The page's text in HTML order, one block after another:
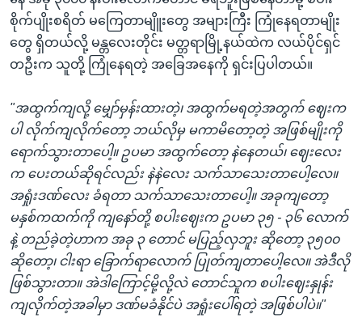
စိုက်ပျိုးစရိတ် မကြေတာမျိူးတွေ အများကြီး ကြုံနေရတာမျိုး
တွေ ရှိတယ်လို့ မန္တလေးတိုင်း မတ္တရာမြို့နယ်ထဲက လယ်ပိုင်ရှင်
တဦးက သူတို့ ကြုံနေရတဲ့ အခြေအနေကို ရှင်းပြပါတယ်။
"အထွက်ကျလို့ မျှော်မှန်းထားတဲ့၊ အထွက်မရတဲ့အတွက် ဈေးက
ပါ လိုက်ကျလိုက်တော့ ဘယ်လိုမှ မကာမိတော့တဲ့ အဖြစ်မျိုးကို
ရောက်သွားတာပေါ့။ ဥပမာ အထွက်တော့ နဲနေတယ်၊ ဈေးလေး
က ပေးတယ်ဆိုရင်လည်း နဲနဲလေး သက်သာသေးတာပေါ့လေ။
အရှုံးဒဏ်လေး ခံရတာ သက်သာသေးတာပေါ့။ အခုကျတော့
မနှစ်ကထက်ကို ကျနော်တို့ စပါးဈေးက ဥပမာ ၃၅ - ၃၆ လောက်
နဲ့ တည်ခဲ့တဲ့ဟာက အခု ၃ တောင် မပြည့်လှဘူး ဆိုတော့ ၃၅၀၀
ဆိုတော့၊ ငါးရာ ခြောက်ရာလောက် ပြုတ်ကျတာပေါ့လေ။ အဲဒီလို
ဖြစ်သွားတာ။ အဲဒါကြောင့်မို့လို့လဲ တောင်သူက စပါးဈေးနှုန်း
ကျလိုက်တဲ့အခါမှာ ဒဏ်မခံနိုင်ပဲ အရှုံးပေါ်ရတဲ့ အဖြစ်ပါပဲ။"